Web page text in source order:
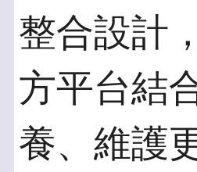
整合設計
方平台結
養、維護